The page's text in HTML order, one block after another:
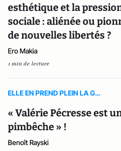
esthétique et la
sociale : aliénée ou
de nouvelles libertés ?
Ero Makia
1 min de lecture
ELLE EN PREND PLEIN LA G…
« Valérie Pécresse est
pimbêche » !
Benoît Rayski